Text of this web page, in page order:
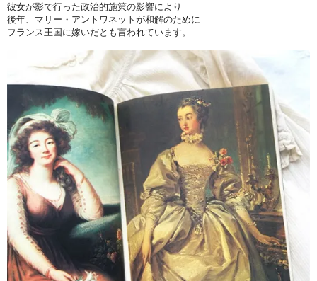
彼女が影で行った政治的施策の影響により
後年、マリー・アントワネットが和解のために
フランス王国に嫁いだとも言われています。